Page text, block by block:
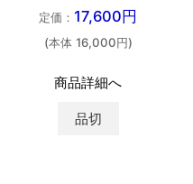
定価： 17,600円
(本体 16,000円)
商品詳細へ
品切